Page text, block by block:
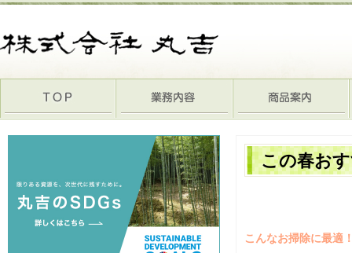
この春お
こんなお掃除に最適